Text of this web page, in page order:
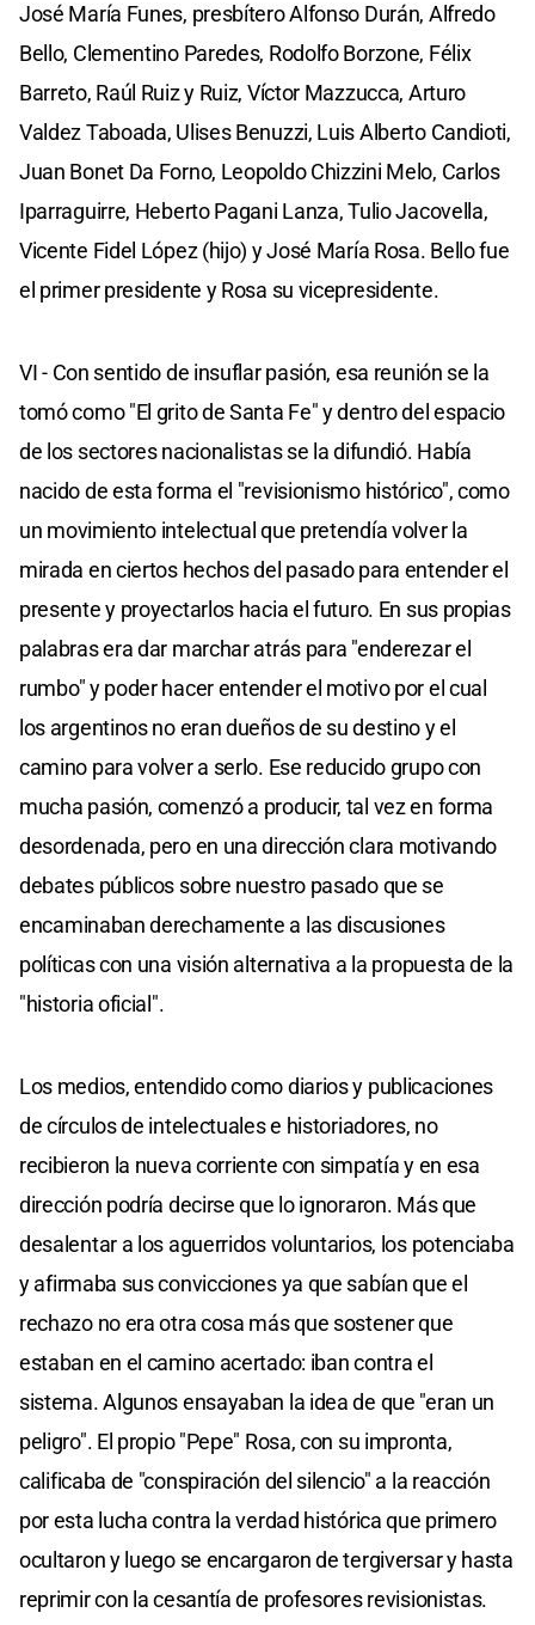
José María Funes, presbítero Alfonso Durán, Alfredo
Bello, Clementino Paredes, Rodolfo Borzone, Félix
Barreto, Raúl Ruiz y Ruiz, Víctor Mazzucca, Arturo
Valdez Taboada, Ulises Benuzzi, Luis Alberto Candioti,
Juan Bonet Da Forno, Leopoldo Chizzini Melo, Carlos
Iparraguirre, Heberto Pagani Lanza, Tulio Jacovella,
Vicente Fidel López (hijo) y José María Rosa. Bello fue
el primer presidente y Rosa su vicepresidente.
VI - Con sentido de insuflar pasión, esa reunión se la
tomó como "El grito de Santa Fe" y dentro del espacio
de los sectores nacionalistas se la difundió. Había
nacido de esta forma el "revisionismo histórico", como
un movimiento intelectual que pretendía volver la
mirada en ciertos hechos del pasado para entender el
presente y proyectarlos hacia el futuro. En sus propias
palabras era dar marchar atrás para "enderezar el
rumbo" y poder hacer entender el motivo por el cual
los argentinos no eran dueños de su destino y el
camino para volver a serlo. Ese reducido grupo con
mucha pasión, comenzó a producir, tal vez en forma
desordenada, pero en una dirección clara motivando
debates públicos sobre nuestro pasado que se
encaminaban derechamente a las discusiones
políticas con una visión alternativa a la propuesta de la
"historia oficial".
Los medios, entendido como diarios y publicaciones
de círculos de intelectuales e historiadores, no
recibieron la nueva corriente con simpatía y en esa
dirección podría decirse que lo ignoraron. Más que
desalentar a los aguerridos voluntarios, los potenciaba
y afirmaba sus convicciones ya que sabían que el
rechazo no era otra cosa más que sostener que
estaban en el camino acertado: iban contra el
sistema. Algunos ensayaban la idea de que "eran un
peligro". El propio "Pepe" Rosa, con su impronta,
calificaba de "conspiración del silencio" a la reacción
por esta lucha contra la verdad histórica que primero
ocultaron y luego se encargaron de tergiversar y hasta
reprimir con la cesantía de profesores revisionistas.